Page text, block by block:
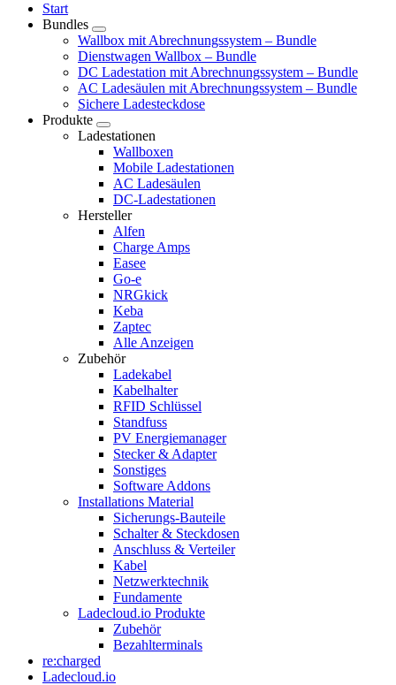
Start
Bundles
Wallbox mit Abrechnungssystem – Bundle
Dienstwagen Wallbox – Bundle
DC Ladestation mit Abrechnungssystem – Bundle
AC Ladesäulen mit Abrechnungssystem – Bundle
Sichere Ladesteckdose
Produkte
Ladestationen
Wallboxen
Mobile Ladestationen
AC Ladesäulen
DC-Ladestationen
Hersteller
Alfen
Charge Amps
Easee
Go-e
NRGkick
Keba
Zaptec
Alle Anzeigen
Zubehör
Ladekabel
Kabelhalter
RFID Schlüssel
Standfuss
PV Energiemanager
Stecker & Adapter
Sonstiges
Software Addons
Installations Material
Sicherungs-Bauteile
Schalter & Steckdosen
Anschluss & Verteiler
Kabel
Netzwerktechnik
Fundamente
Ladecloud.io Produkte
Zubehör
Bezahlterminals
re:charged
Ladecloud.io